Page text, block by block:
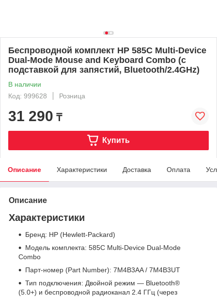
Беспроводной комплект HP 585C Multi-Device
Dual-Mode Mouse and Keyboard Combo (с
подставкой для запястий, Bluetooth/2.4GHz)
В наличии
Код: 999628
Розница
31 290 ₸
Купить
Описание Характеристики Доставка Оплата
Описание
Характеристики
Бренд: HP (Hewlett-Packard)
Модель комплекта: 585C Multi-Device Dual-Mode
Combo
Парт-номер (Part Number): 7M4B3AA / 7M4B3UT
Тип подключения: Двойной режим — Bluetooth®
(5.0+) и беспроводной радиоканал 2.4 ГГц (через